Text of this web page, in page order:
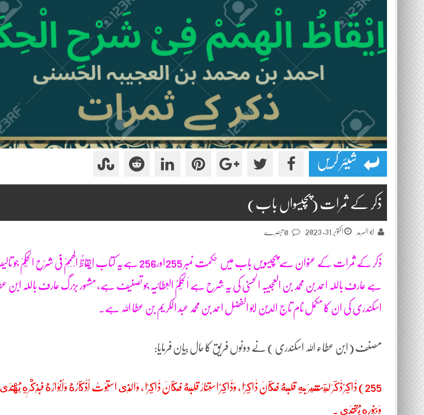
شیئر کریں
ذکر کے ثمرات (پچیسواں باب)
ابو السرمد اکتوبر 31, 2023
ذکر کے ثمرات کے عنوان سے پچیسویں باب میں حکمت نمبر 255اور256 ہےیہ کتاب اِیْقَاظُ الْھِمَمْ فِیْ شَرْحِ الْحِکَمْ
ہے عارف باللہ احمد بن محمد بن العجیبہ الحسنی کی یہ شرح ہے اَلْحِکَمُ الْعِطَائِیَہ ْجو تصنیف ہے، مشہور بزرگ عارف باللہ ابن
اسکندری کی ان کا مکمل نام تاج الدین ابو الفضل احمد بن محمد عبد الکریم بن عطا اللہ ہے۔
مصنف (ابن عطاء اللہ اسکندری ) نے دونوں فریق کا حال بیان فرمایا:
255) ذَاكِرٌ ذَكَرَ لِيَسْتَنِيرَ بِهِ قَلْبُهُ فَكَانَ ذَاكِرًا ، وَذَاكِرٌ اسْتَنَارَ قَلْبُهُ فَكَانَ ذَاكِرًا ، وَالَّذِى اسْتَوَتْ أَذْكَارُهُ وَأَنْوَارُهُ فَبِذِكْرِهِ
وَبِنُورِهِ يُقْتَدَى .